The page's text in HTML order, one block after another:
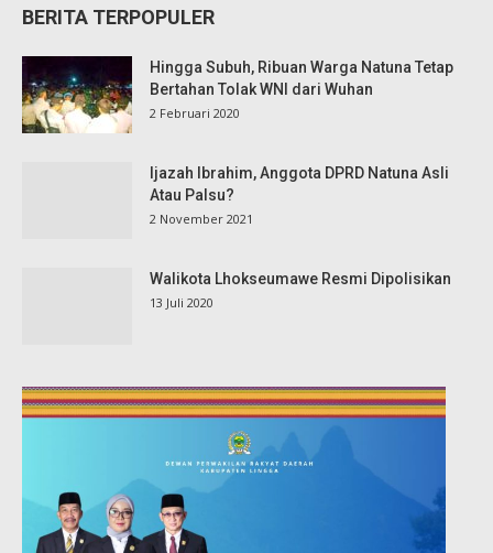
BERITA TERPOPULER
Hingga Subuh, Ribuan Warga Natuna Tetap
Bertahan Tolak WNI dari Wuhan
2 Februari 2020
Ijazah Ibrahim, Anggota DPRD Natuna Asli
Atau Palsu?
2 November 2021
Walikota Lhokseumawe Resmi Dipolisikan
13 Juli 2020